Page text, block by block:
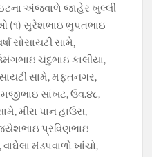
અંજવાળે જાહેર ખુલ્લી
(૧) સુરેશભાઇ ભુપતભાઇ
સોસાયટી સામે,
ચંદુભાઇ કાલીયા,
સામે, મફતનગર,
સાંખટ, ઉવ.૪૮,
મીરા પાન હાઉસ,
પ્રવિણભાઇ
મંડપવાળો ખાંચો,